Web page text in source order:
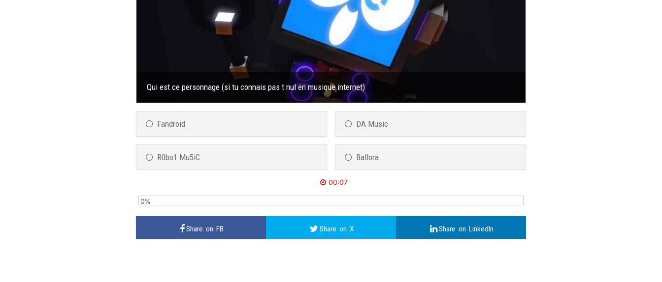
Qui est ce personnage (si tu connais pas t nul en musique internet)
Fandroid DA Music
R0bo1 Mu5iC Ballora